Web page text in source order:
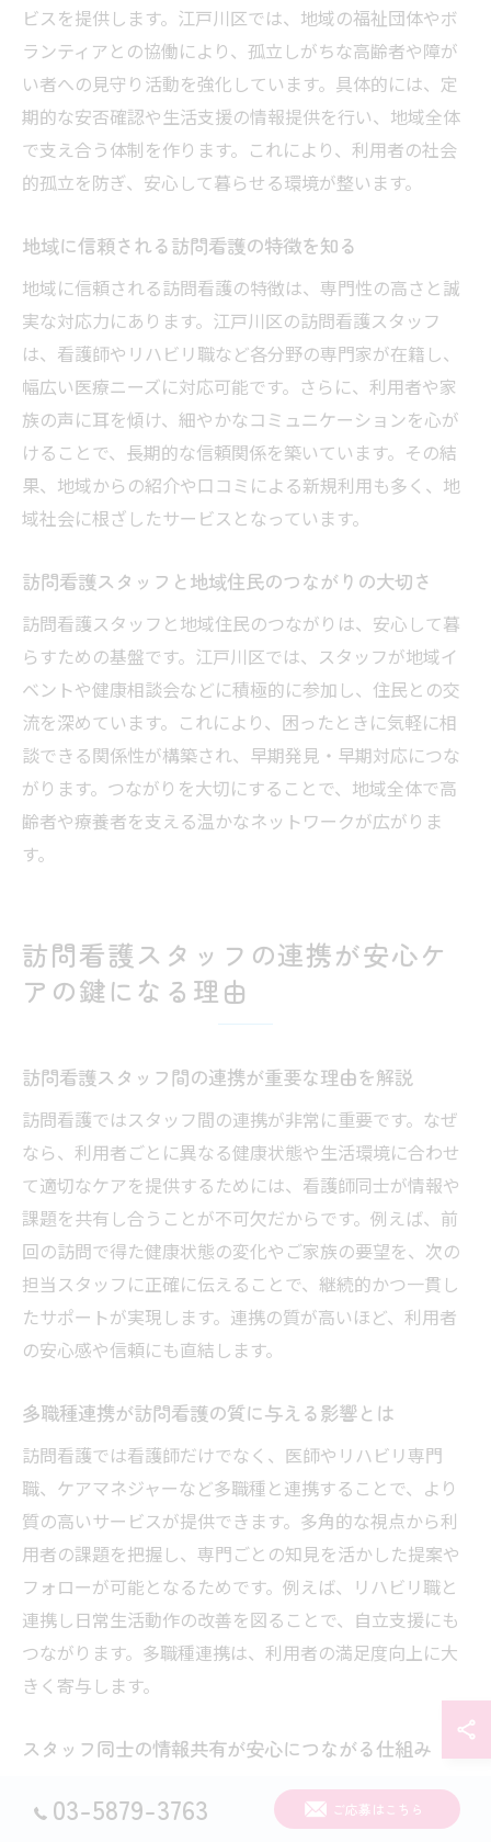
ビスを提供します。江戸川区では、地域の福祉団体やボ
ランティアとの協働により、孤立しがちな高齢者や障が
い者への見守り活動を強化しています。具体的には、定
期的な安否確認や生活支援の情報提供を行い、地域全体
で支え合う体制を作ります。これにより、利用者の社会
的孤立を防ぎ、安心して暮らせる環境が整います。
地域に信頼される訪問看護の特徴を知る
地域に信頼される訪問看護の特徴は、専門性の高さと誠
実な対応力にあります。江戸川区の訪問看護スタッフ
は、看護師やリハビリ職など各分野の専門家が在籍し、
幅広い医療ニーズに対応可能です。さらに、利用者や家
族の声に耳を傾け、細やかなコミュニケーションを心が
けることで、長期的な信頼関係を築いています。その結
果、地域からの紹介や口コミによる新規利用も多く、地
域社会に根ざしたサービスとなっています。
訪問看護スタッフと地域住民のつながりの大切さ
訪問看護スタッフと地域住民のつながりは、安心して暮
らすための基盤です。江戸川区では、スタッフが地域イ
ベントや健康相談会などに積極的に参加し、住民との交
流を深めています。これにより、困ったときに気軽に相
談できる関係性が構築され、早期発見・早期対応につな
がります。つながりを大切にすることで、地域全体で高
齢者や療養者を支える温かなネットワークが広がりま
す。
訪問看護スタッフの連携が安心ケ
アの鍵になる理由
訪問看護スタッフ間の連携が重要な理由を解説
訪問看護ではスタッフ間の連携が非常に重要です。なぜ
なら、利用者ごとに異なる健康状態や生活環境に合わせ
て適切なケアを提供するためには、看護師同士が情報や
課題を共有し合うことが不可欠だからです。例えば、前
回の訪問で得た健康状態の変化やご家族の要望を、次の
担当スタッフに正確に伝えることで、継続的かつ一貫し
たサポートが実現します。連携の質が高いほど、利用者
の安心感や信頼にも直結します。
多職種連携が訪問看護の質に与える影響とは
訪問看護では看護師だけでなく、医師やリハビリ専門
職、ケアマネジャーなど多職種と連携することで、より
質の高いサービスが提供できます。多角的な視点から利
用者の課題を把握し、専門ごとの知見を活かした提案や
フォローが可能となるためです。例えば、リハビリ職と
連携し日常生活動作の改善を図ることで、自立支援にも
つながります。多職種連携は、利用者の満足度向上に大
きく寄与します。
スタッフ同士の情報共有が安心につながる仕組み
訪問看護においては、スタッフ同士が日々の記録や申し
送りを細かく共有することが重要です。電子カルテの活
03-5879-3763 ご応募はこちら